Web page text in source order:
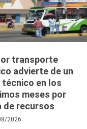
transporte
advierte de un
técnico en los
meses por
de recursos
2026